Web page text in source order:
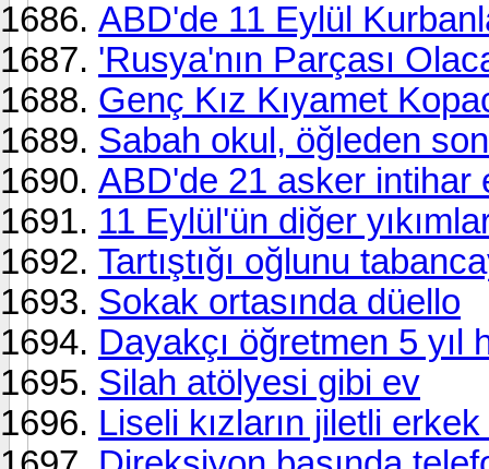
ABD'de 11 Eylül
'Rusya'nın Parçası
Genç Kız Kıyamet
Sabah okul, öğleden
ABD'de 21 asker intihar
11 Eylül'ün diğer
Tartıştığı oğlunu
Sokak ortasında düello
Dayakçı öğretmen 5 yıl
Silah atölyesi gibi ev
Liseli kızların jiletli